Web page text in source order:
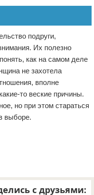
подруги,
Их полезно
как на самом деле
не захотела
вполне
то веские причины.
но при этом стараться
выборе.
с друзьями: